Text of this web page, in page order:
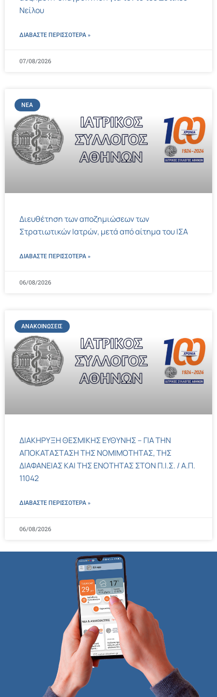
Νείλου
ΔΙΑΒΑΣΤΕ ΠΕΡΙΣΣΌΤΕΡΑ »
07/08/2026
ΝΈΑ
Διευθέτηση των αποζημιώσεων των
Στρατιωτικών Ιατρών, μετά από αίτημα του ΙΣΑ
ΔΙΑΒΑΣΤΕ ΠΕΡΙΣΣΌΤΕΡΑ »
06/08/2026
ΑΝΑΚΟΙΝΏΣΕΙΣ
ΔΙΑΚΗΡΥΞΗ ΘΕΣΜΙΚΗΣ ΕΥΘΥΝΗΣ – ΓΙΑ ΤΗΝ
ΑΠΟΚΑΤΑΣΤΑΣΗ ΤΗΣ ΝΟΜΙΜΟΤΗΤΑΣ, ΤΗΣ
ΔΙΑΦΑΝΕΙΑΣ ΚΑΙ ΤΗΣ ΕΝΟΤΗΤΑΣ ΣΤΟΝ Π.Ι.Σ. / Α.Π.
11042
ΔΙΑΒΑΣΤΕ ΠΕΡΙΣΣΌΤΕΡΑ »
06/08/2026